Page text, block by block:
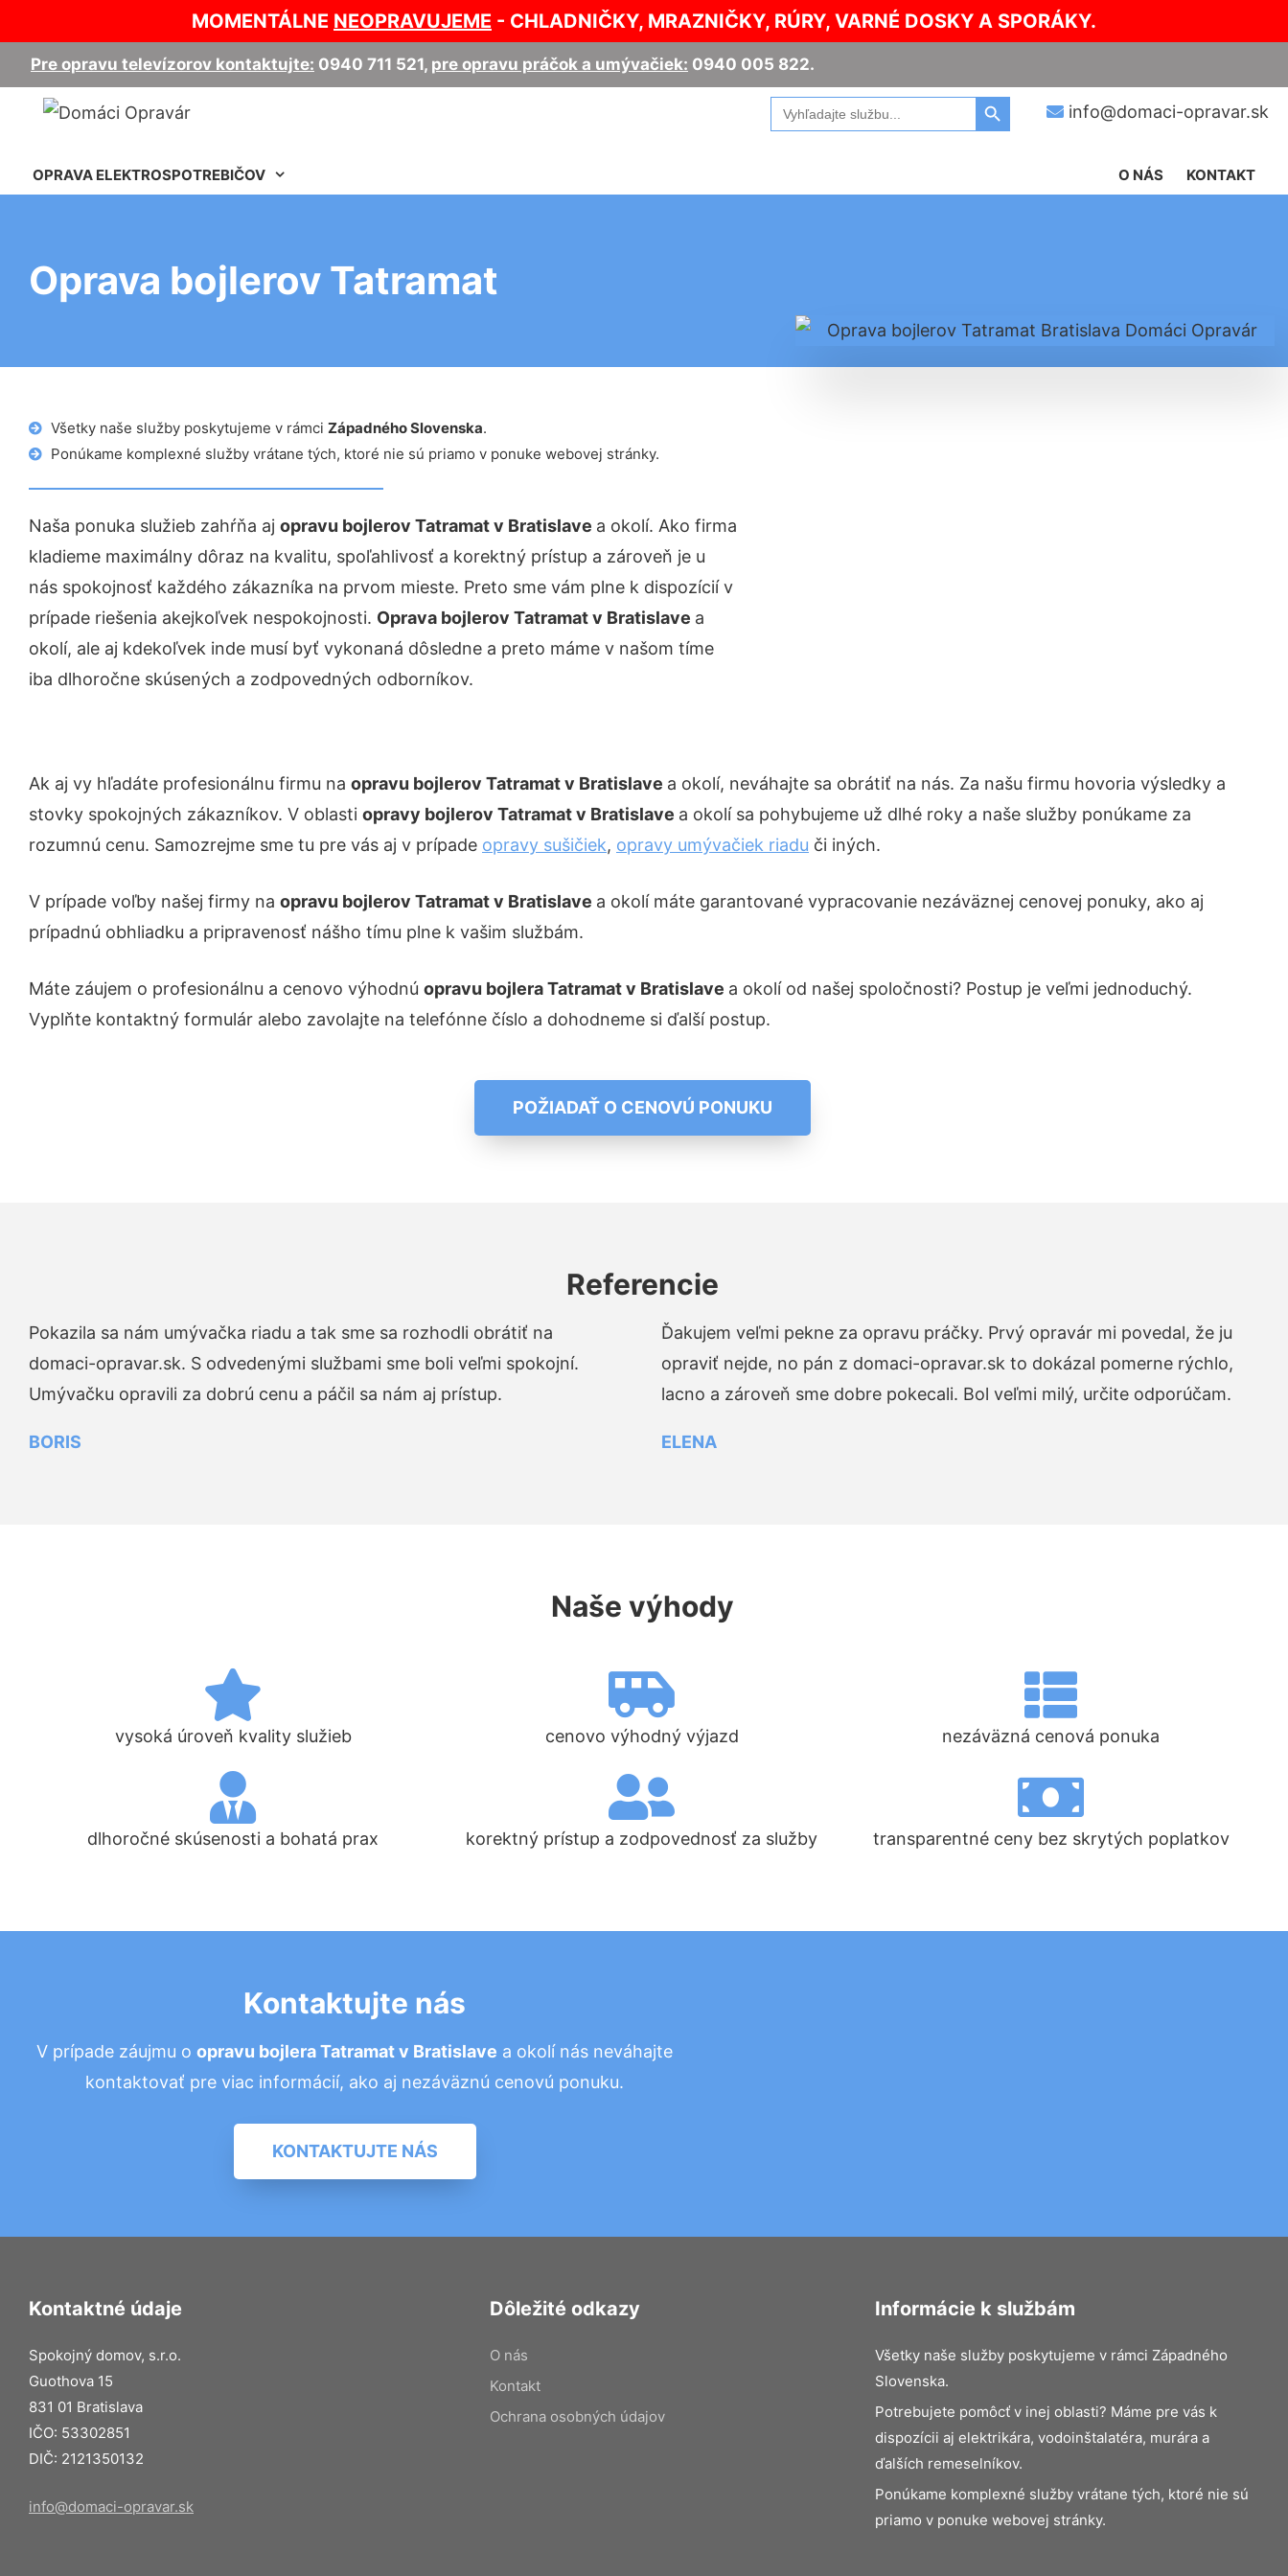
MOMENTÁLNE NEOPRAVUJEME - CHLADNIČKY, MRAZNIČKY, RÚRY, VARNÉ DOSKY A SPORÁKY.
Pre opravu televízorov kontaktujte: 0940 711 521, pre opravu práčok a umývačiek: 0940 005 822.
info@domaci-opravar.sk
Search
for:
Search Button
OPRAVA ELEKTROSPOTREBIČOV KONTAKT
O NÁS
Oprava bojlerov Tatramat
Všetky naše služby poskytujeme v rámci Západného Slovenska.
Ponúkame komplexné služby vrátane tých, ktoré nie sú priamo v ponuke webovej stránky.
Naša ponuka služieb zahŕňa aj opravu bojlerov Tatramat v Bratislave a okolí. Ako firma
kladieme maximálny dôraz na kvalitu, spoľahlivosť a korektný prístup a zároveň je u
nás spokojnosť každého zákazníka na prvom mieste. Preto sme vám plne k dispozícií v
prípade riešenia akejkoľvek nespokojnosti. Oprava bojlerov Tatramat v Bratislave a
okolí, ale aj kdekoľvek inde musí byť vykonaná dôsledne a preto máme v našom tíme
iba dlhoročne skúsených a zodpovedných odborníkov.
Ak aj vy hľadáte profesionálnu firmu na opravu bojlerov Tatramat v Bratislave a okolí, neváhajte sa obrátiť na nás. Za našu firmu hovoria výsledky a
stovky spokojných zákazníkov. V oblasti opravy bojlerov Tatramat v Bratislave a okolí sa pohybujeme už dlhé roky a naše služby ponúkame za
rozumnú cenu. Samozrejme sme tu pre vás aj v prípade opravy sušičiek, opravy umývačiek riadu či iných.
V prípade voľby našej firmy na opravu bojlerov Tatramat v Bratislave a okolí máte garantované vypracovanie nezáväznej cenovej ponuky, ako aj
prípadnú obhliadku a pripravenosť nášho tímu plne k vašim službám.
Máte záujem o profesionálnu a cenovo výhodnú opravu bojlera Tatramat v Bratislave a okolí od našej spoločnosti? Postup je veľmi jednoduchý.
Vyplňte kontaktný formulár alebo zavolajte na telefónne číslo a dohodneme si ďalší postup.
POŽIADAŤ O CENOVÚ PONUKU
Referencie
Pokazila sa nám umývačka riadu a tak sme sa rozhodli obrátiť na
domaci-opravar.sk. S odvedenými službami sme boli veľmi spokojní.
Umývačku opravili za dobrú cenu a páčil sa nám aj prístup.
BORIS
Ďakujem veľmi pekne za opravu práčky. Prvý opravár mi povedal, že ju
opraviť nejde, no pán z domaci-opravar.sk to dokázal pomerne rýchlo,
lacno a zároveň sme dobre pokecali. Bol veľmi milý, určite odporúčam.
ELENA
Naše výhody
vysoká úroveň kvality služieb cenovo výhodný výjazd nezáväzná cenová ponuka
dlhoročné skúsenosti a bohatá prax korektný prístup a zodpovednosť za služby transparentné ceny bez skrytých poplatkov
Kontaktujte nás
V prípade záujmu o opravu bojlera Tatramatv Bratislave a okolí nás neváhajte
kontaktovať pre viac informácií, ako aj nezáväznú cenovú ponuku.
KONTAKTUJTE NÁS
Kontaktné údaje
Spokojný domov, s.r.o.
Guothova 15
831 01 Bratislava
IČO: 53302851
DIČ: 2121350132
info@domaci-opravar.sk
Dôležité odkazy
O nás
Kontakt
Ochrana osobných údajov
Informácie k službám
Všetky naše služby poskytujeme v rámci Západného
Slovenska.
Potrebujete pomôcť v inej oblasti? Máme pre vás k
dispozícii aj elektrikára, vodoinštalatéra, murára a
ďalších remeselníkov.
Ponúkame komplexné služby vrátane tých, ktoré nie sú
priamo v ponuke webovej stránky.